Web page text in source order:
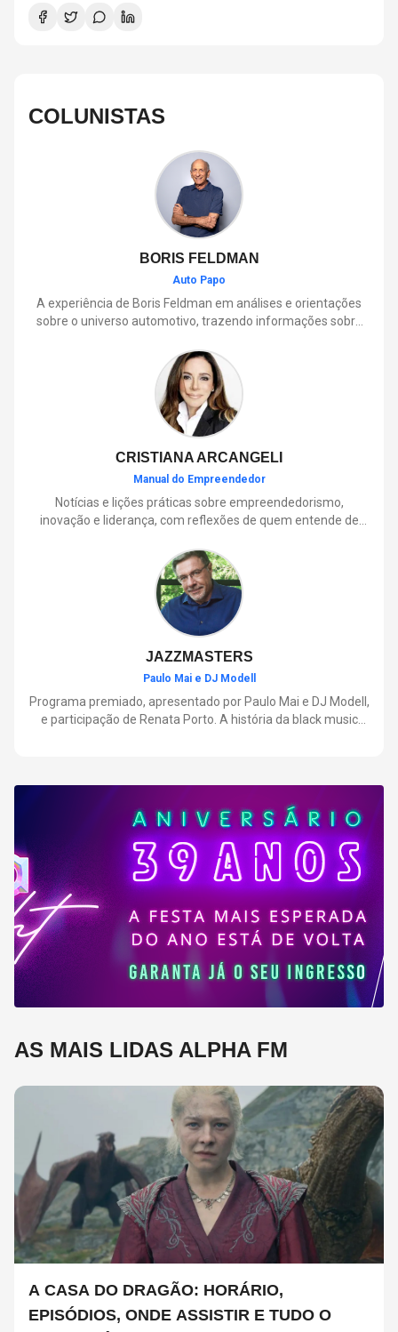
vinis, cursos de gastronomia, assinaturas de café, ingressos
para shows, ensaios em família e experiências
COLUNISTAS
BORIS FELDMAN
Auto Papo
A experiência de Boris Feldman em análises e orientações
sobre o universo automotivo, trazendo informações sobre
que envolve o dia a dia dos motoristas.
CRISTIANA ARCANGELI
Manual do Empreendedor
Notícias e lições práticas sobre empreendedorismo,
inovação e liderança, com reflexões de quem entende de
JAZZMASTERS
Paulo Mai e DJ Modell
Programa premiado, apresentado por Paulo Mai e DJ Modell,
e participação de Renata Porto. A história da black music
AS MAIS LIDAS ALPHA FM
A CASA DO DRAGÃO: HORÁRIO,
EPISÓDIOS, ONDE ASSISTIR E TUDO O